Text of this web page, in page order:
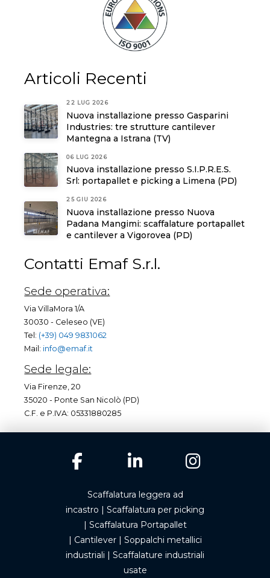
Articoli Recenti
22 LUG 2026
Nuova installazione presso Gasparini
Industries: tre strutture cantilever
Mantegna a Istrana (TV)
06 LUG 2026
Nuova installazione presso S.I.P.R.E.S.
Srl: portapallet e picking a Limena (PD)
25 GIU 2026
Nuova installazione presso Nuova
Padana Mangimi: scaffalature portapallet
e cantilever a Vigorovea (PD)
Contatti Emaf S.r.l.
Sede operativa:
Via VillaMora 1/A
30030 - Celeseo (VE)
Tel: (+39) 049 9831062
Mail: info@emaf.it
Sede legale:
Via Firenze, 20
35020 - Ponte San Nicolò (PD)
C.F. e P.IVA: 05331880285
Scaffalatura leggera ad
incastro | Scaffalatura per picking
| Scaffalatura Portapallet
| Cantilever| Soppalchi metallici
industriali | Scaffalature industriali
usate